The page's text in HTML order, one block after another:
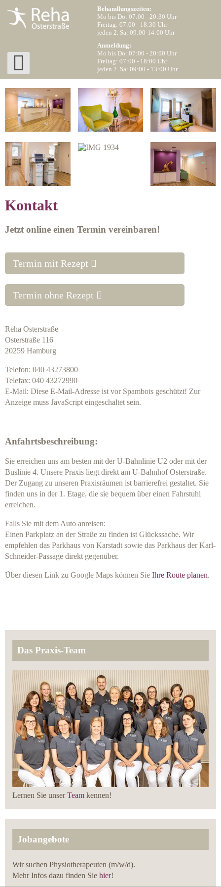
Behandlungszeiten:
Mo bis Do: 07:00 - 20:30 Uhr
Freitag: 07:00 - 18:30 Uhr
jeden 2. Sa: 09:00-14:00 Uhr
Anmeldung:
Mo bis Do: 07:00 - 20:00 Uhr
Freitag: 07:00 - 18:00 Uhr
jeden 2. Sa: 09:00 - 13:00 Uhr
Kontakt
Jetzt online einen Termin vereinbaren!
Termin mit Rezept
Termin ohne Rezept
Reha Osterstraße
Osterstraße 116
20259 Hamburg
Telefon: 040 43273800
Telefax: 040 43272990
E-Mail: Diese E-Mail-Adresse ist vor Spambots geschützt! Zur
Anzeige muss JavaScript eingeschaltet sein.
Anfahrtsbeschreibung:
Sie erreichen uns am besten mit der U-Bahnlinie U2 oder mit der
Buslinie 4. Unsere Praxis liegt direkt am U-Bahnhof Osterstraße.
Der Zugang zu unseren Praxisräumen ist barrierefrei gestaltet. Sie
finden uns in der 1. Etage, die sie bequem über einen Fahrstuhl
erreichen.
Falls Sie mit dem Auto anreisen:
Einen Parkplatz an der Straße zu finden ist Glückssache. Wir
empfehlen das Parkhaus von Karstadt sowie das Parkhaus der Karl-
Schneider-Passage direkt gegenüber.
Über diesen Link zu Google Maps können Sie Ihre Route planen.
Das Praxis-Team
Lernen Sie unserTeam kennen!
Jobangebote
Wir suchen Physiotherapeuten (m/w/d).
Mehr Infos dazu finden Sie hier!